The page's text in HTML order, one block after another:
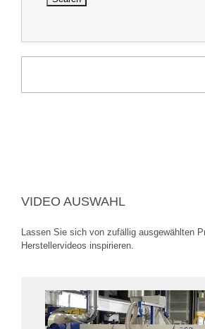
VIDEO AUSWAHL
Lassen Sie sich von zufällig ausgewählten
Herstellervideos inspirieren.